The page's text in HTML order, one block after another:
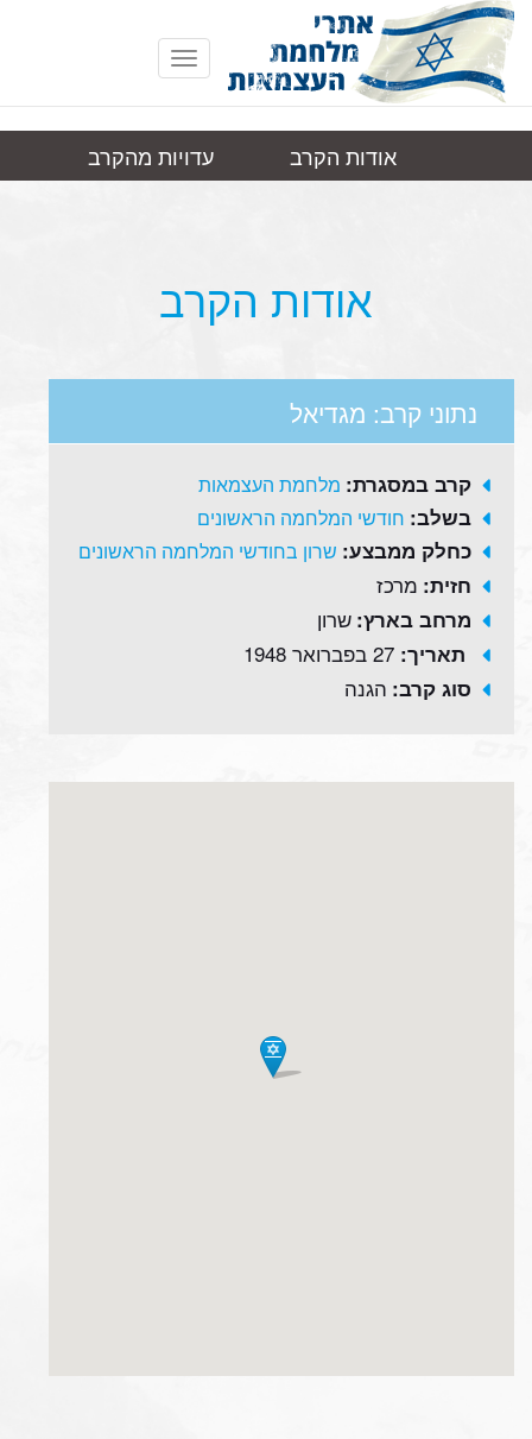
Toggle
navigation
מגדיאל
אודות הקרב
עדויות מהקרב
אודות הקרב
נתוני קרב: מגדיאל
קרב במסגרת: מלחמת העצמאות
בשלב: חודשי המלחמה הראשונים
כחלק ממבצע: שרון בחודשי המלחמה הראשונים
חזית: מרכז
מרחב בארץ: שרון
תאריך: 27 בפברואר 1948
סוג קרב: הגנה